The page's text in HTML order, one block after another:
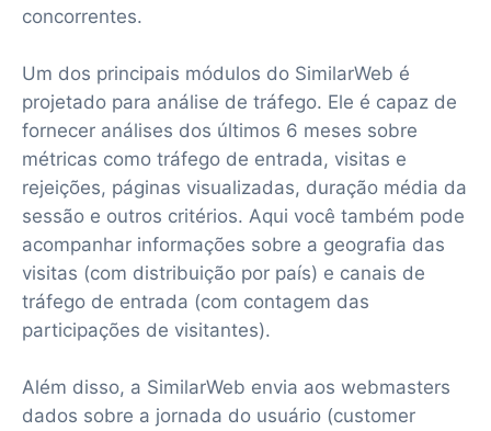
concorrentes.
Um dos principais módulos do SimilarWeb é
projetado para análise de tráfego. Ele é capaz de
fornecer análises dos últimos 6 meses sobre
métricas como tráfego de entrada, visitas e
rejeições, páginas visualizadas, duração média da
sessão e outros critérios. Aqui você também pode
acompanhar informações sobre a geografia das
visitas (com distribuição por país) e canais de
tráfego de entrada (com contagem das
participações de visitantes).
Além disso, a SimilarWeb envia aos webmasters
dados sobre a jornada do usuário (customer